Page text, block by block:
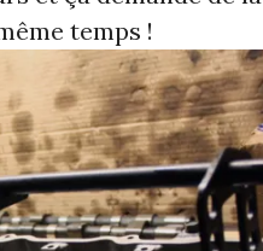
temps !